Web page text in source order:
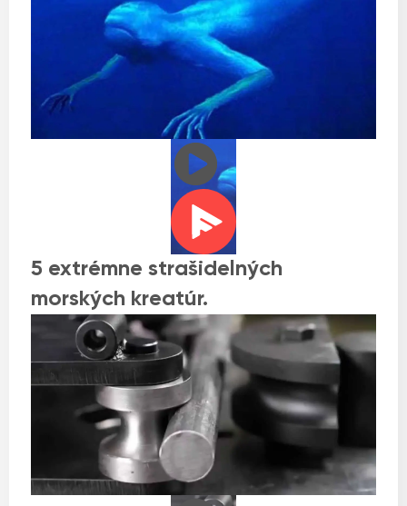
5 extrémne strašidelných
morských kreatúr.